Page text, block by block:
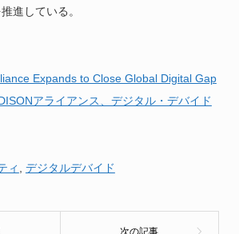
進している。
Expands to Close Global Digital Gap
アライアンス、デジタル・デバイド
ィ デジタルデバイド